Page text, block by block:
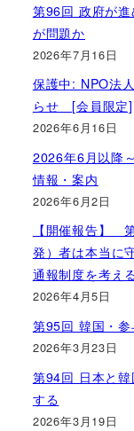
第96回 政府が
が問題か
2026年7月16日
保護中: NPO法
らせ [会員限定]
2026年6月16日
2026年6月以降
情報・案内
2026年6月2日
【開催報告】
発）者は本当に
通報制度を考え
2026年4月5日
第95回 韓国・
2026年3月23日
第94回 日本と
する
2026年3月19日